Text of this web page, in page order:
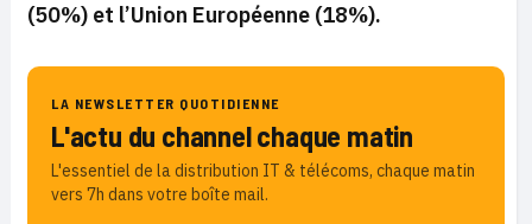
(50%) et l’Union Européenne (18%).
LA NEWSLETTER QUOTIDIENNE
L'actu du channel chaque matin
L'essentiel de la distribution IT & télécoms, chaque matin
vers 7h dans votre boîte mail.